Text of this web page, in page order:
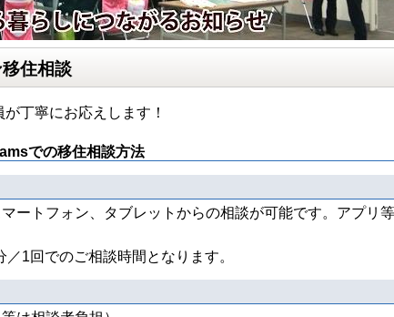
住相談
丁寧にお応えします！
での移住相談方法
ートフォン、タブレットからの相談が可能です。アプリ
／1回でのご相談時間となります。